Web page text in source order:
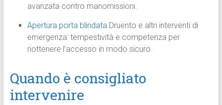
avanzata contro manomissioni.
Apertura porta blindataDruento e altri interventi di
emergenza: tempestività e competenza per
riottenere l’accesso in modo sicuro.
Quando è consigliato
intervenire